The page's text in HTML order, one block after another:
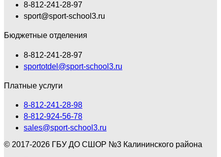
8-812-241-28-97
sport@sport-school3.ru
Бюджетные отделения
8-812-241-28-97
sportotdel@sport-school3.ru
Платные услуги
8-812-241-28-98
8-812-924-56-78
sales@sport-school3.ru
© 2017-2026 ГБУ ДО СШОР №3 Калининского района